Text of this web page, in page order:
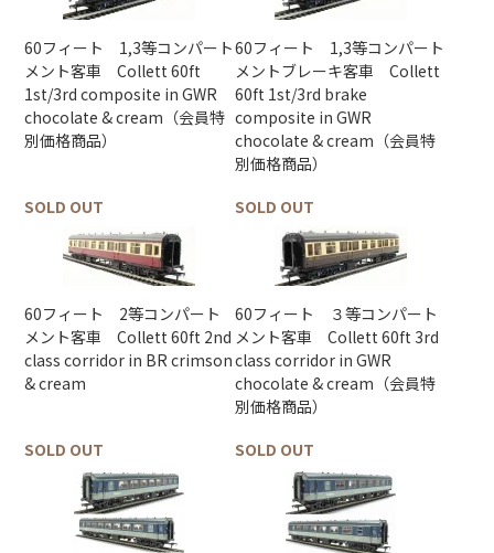
60フィート 1,3等コンパート
メント客車 Collett 60ft
1st/3rd composite in GWR
chocolate & cream（会員特
別価格商品）
SOLD OUT
60フィート 1,3等コンパート
メントブレーキ客車 Collett
60ft 1st/3rd brake
composite in GWR
chocolate & cream（会員特
別価格商品）
SOLD OUT
60フィート 2等コンパート
メント客車 Collett 60ft 2nd
class corridor in BR crimson
& cream
SOLD OUT
60フィート ３等コンパート
メント客車 Collett 60ft 3rd
class corridor in GWR
chocolate & cream（会員特
別価格商品）
SOLD OUT